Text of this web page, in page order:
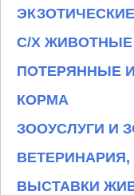
С/Х ЖИВОТНЫЕ
ПОТЕРЯННЫЕ
КОРМА
ЗООУСЛУГИ И
ВЫСТАВКИ